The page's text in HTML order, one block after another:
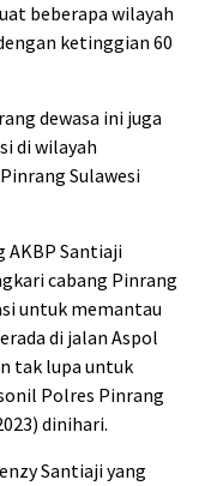
beberapa wilayah
ketinggian 60
dewasa ini juga
di wilayah
Sulawesi
AKBP Santiaji
cabang Pinrang
untuk memantau
di jalan Aspol
tak lupa untuk
Polres Pinrang
dinihari.
Santiaji yang